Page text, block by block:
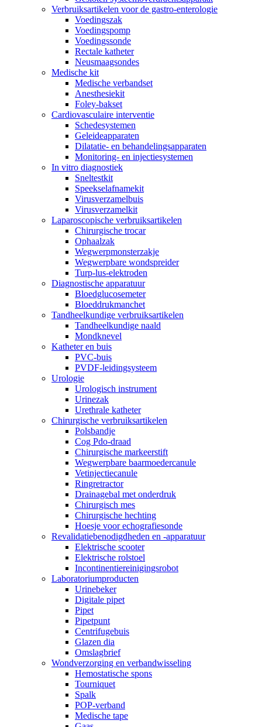
Verbruiksartikelen voor de gastro-enterologie
Voedingszak
Voedingspomp
Voedingssonde
Rectale katheter
Neusmaagsondes
Medische kit
Medische verbandset
Anesthesiekit
Foley-bakset
Cardiovasculaire interventie
Schedesystemen
Geleideapparaten
Dilatatie- en behandelingsapparaten
Monitoring- en injectiesystemen
In vitro diagnostiek
Sneltestkit
Speekselafnamekit
Virusverzamelbuis
Virusverzamelkit
Laparoscopische verbruiksartikelen
Chirurgische trocar
Ophaalzak
Wegwerpmonsterzakje
Wegwerpbare wondspreider
Turp-lus-elektroden
Diagnostische apparatuur
Bloedglucosemeter
Bloeddrukmanchet
Tandheelkundige verbruiksartikelen
Tandheelkundige naald
Mondknevel
Katheter en buis
PVC-buis
PVDF-leidingsysteem
Urologie
Urologisch instrument
Urinezak
Urethrale katheter
Chirurgische verbruiksartikelen
Polsbandje
Cog Pdo-draad
Chirurgische markeerstift
Wegwerpbare baarmoedercanule
Vetinjectiecanule
Ringretractor
Drainagebal met onderdruk
Chirurgisch mes
Chirurgische hechting
Hoesje voor echografiesonde
Revalidatiebenodigdheden en -apparatuur
Elektrische scooter
Elektrische rolstoel
Incontinentiereinigingsrobot
Laboratoriumproducten
Urinebeker
Digitale pipet
Pipet
Pipetpunt
Centrifugebuis
Glazen dia
Omslagbrief
Wondverzorging en verbandwisseling
Hemostatische spons
Tourniquet
Spalk
POP-verband
Medische tape